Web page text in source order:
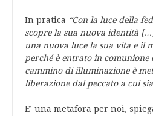
In pratica “Con la luce della
scopre la sua nuova identità
una nuova luce la sua vita e il
perché è entrato in comunione
cammino di illuminazione è
liberazione dal peccato a cui
E’ una metafora per noi,